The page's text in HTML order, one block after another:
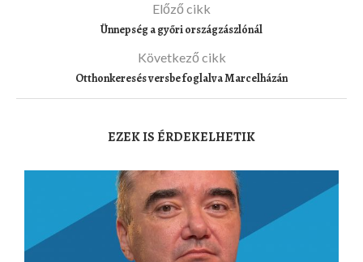
Előző cikk
Ünnepség a győri országzászlónál
Következő cikk
Otthonkeresés versbe foglalva Marcelházán
EZEK IS ÉRDEKELHETIK